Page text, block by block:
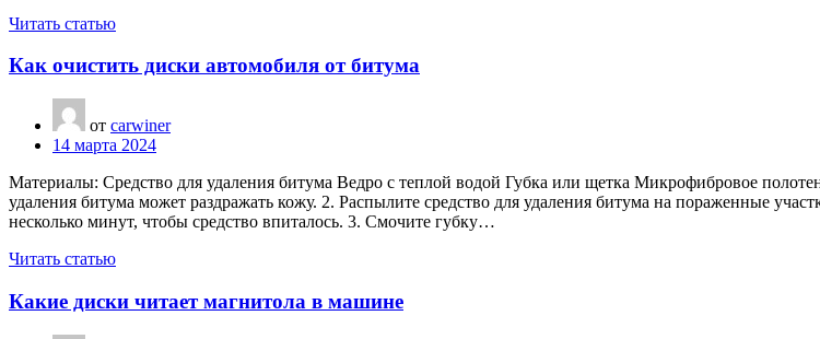
Читать статью
Как очистить диски автомобиля от битума
от carwiner
14 марта 2024
Материалы: Средство для удаления битума Ведро с теплой водой Губка или щетка Микрофибровое
удаления битума может раздражать кожу. 2. Распылите средство для удаления битума на пораженные
несколько минут, чтобы средство впиталось. 3. Смочите губку…
Читать статью
Какие диски читает магнитола в машине